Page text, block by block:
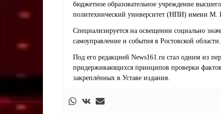
бюджетное образовательное учреждение
политехнический университет (НПИ) имени М.
Специализируется на освещении социально
самоуправление и события в Ростовской области.
Под его редакцией News161.ru стал одним из
придерживающихся принципов проверки
закреплённых в Уставе издания.